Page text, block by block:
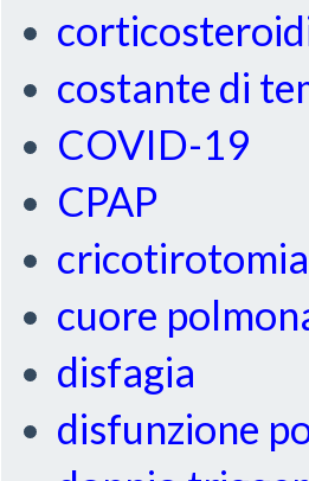
costante di
COVID-19
CPAP
cricotirotomia
cuore
disfagia
disfunzione